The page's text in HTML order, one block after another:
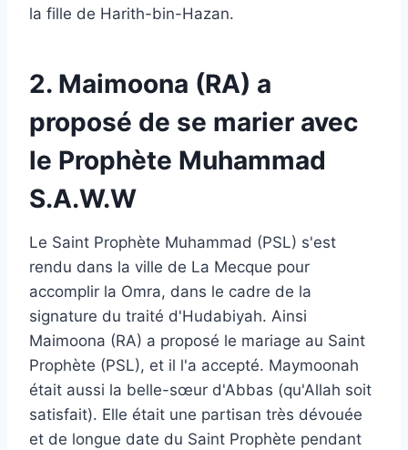
la fille de Harith-bin-Hazan.
2. Maimoona (RA) a
proposé de se marier avec
le Prophète Muhammad
S.A.W.W
Le Saint Prophète Muhammad (PSL) s'est
rendu dans la ville de La Mecque pour
accomplir la Omra, dans le cadre de la
signature du traité d'Hudabiyah. Ainsi
Maimoona (RA) a proposé le mariage au Saint
Prophète (PSL), et il l'a accepté. Maymoonah
était aussi la belle-sœur d'Abbas (qu'Allah soit
satisfait). Elle était une partisan très dévouée
et de longue date du Saint Prophète pendant